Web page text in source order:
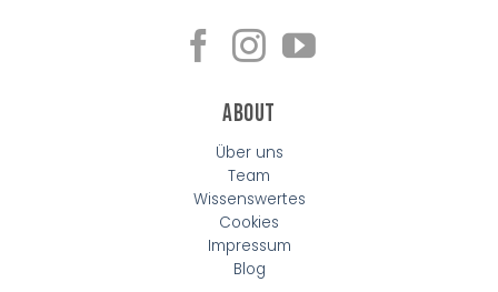
About
Über uns
Team
Wissenswertes
Cookies
Impressum
Blog